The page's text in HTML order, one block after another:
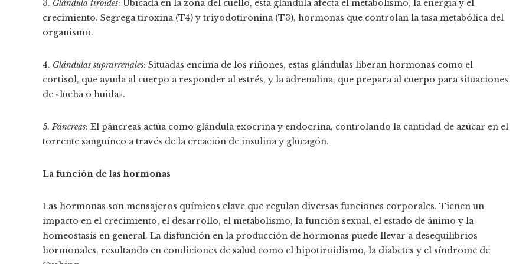
3. Glándula tiroides: Ubicada en la zona del cuello, esta glándula afecta el metabolismo, la energía y el
crecimiento. Segrega tiroxina (T4) y triyodotironina (T3), hormonas que controlan la tasa metabólica del
organismo.
4. Glándulas suprarrenales: Situadas encima de los riñones, estas glándulas liberan hormonas como el
cortisol, que ayuda al cuerpo a responder al estrés, y la adrenalina, que prepara al cuerpo para situaciones
de «lucha o huida».
5.Páncreas: El páncreas actúa como glándula exocrina y endocrina, controlando la cantidad de azúcar en el
torrente sanguíneo a través de la creación de insulina y glucagón.
La función de las hormonas
Las hormonas son mensajeros químicos clave que regulan diversas funciones corporales. Tienen un
impacto en el crecimiento, el desarrollo, el metabolismo, la función sexual, el estado de ánimo y la
homeostasis en general. La disfunción en la producción de hormonas puede llevar a desequilibrios
hormonales, resultando en condiciones de salud como el hipotiroidismo, la diabetes y el síndrome de